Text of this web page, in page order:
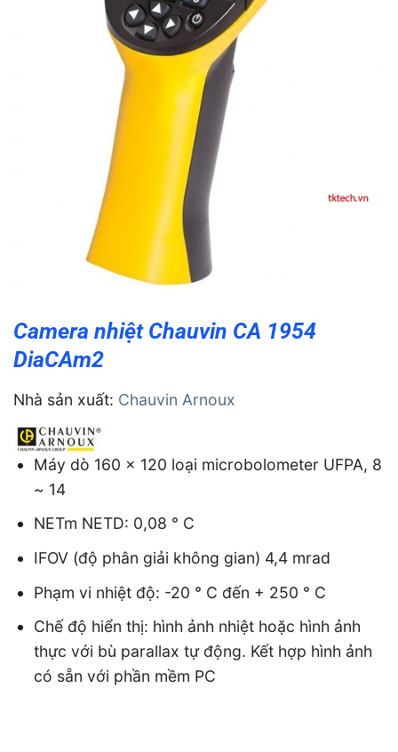
Camera nhiệt Chauvin CA 1954
DiaCAm2
Nhà sản xuất: Chauvin Arnoux
Máy dò 160 x 120 loại microbolometer UFPA, 8
~ 14
NETm NETD: 0,08 ° C
IFOV (độ phân giải không gian) 4,4 mrad
Phạm vi nhiệt độ: -20 ° C đến + 250 ° C
Chế độ hiển thị: hình ảnh nhiệt hoặc hình ảnh
thực với bù parallax tự động. Kết hợp hình ảnh
có sẵn với phần mềm PC